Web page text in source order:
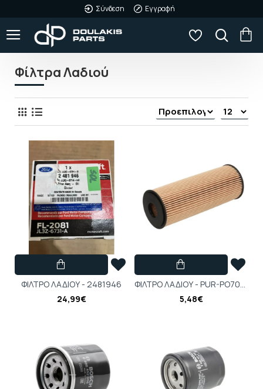
Σύνδεση Εγγραφή
Φίλτρα Λαδιού
ΦΙΛΤΡΟ ΛΑΔΙΟΥ - 2481946
24,99€
ΦΙΛΤΡΟ ΛΑΔΙΟΥ - PUR-PO7001
5,48€